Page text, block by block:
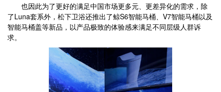
也因此为了更好的满足中国市场更多元、更差异化的需求，除
了Luna套系外，松下卫浴还推出了鲸S6智能马桶、V7智能马桶以及
智能马桶盖等新品，以产品极致的体验感来满足不同层级人群诉
求。